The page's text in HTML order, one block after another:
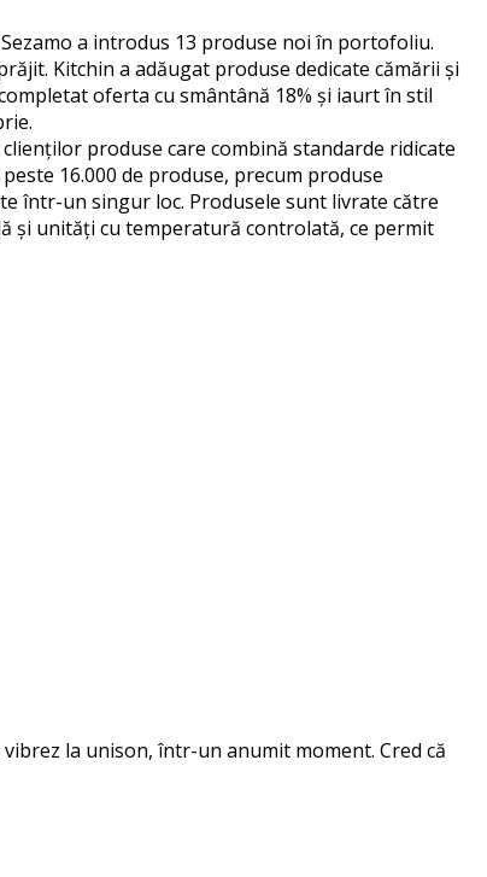
a introdus 13 produse noi în portofoliu.
Kitchin a adăugat produse dedicate cămării și
oferta cu smântână 18% și iaurt în stil
produse care combină standarde ridicate
16.000 de produse, precum produse
într-un singur loc. Produsele sunt livrate către
și unități cu temperatură controlată, ce permit
la unison, într-un anumit moment. Cred că